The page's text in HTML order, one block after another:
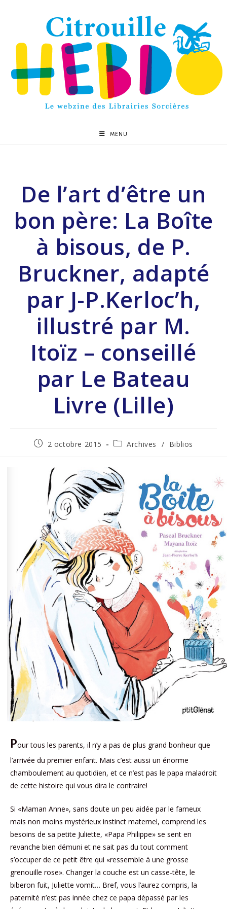
MENU
De l’art d’être un
bon père: La Boîte
à bisous, de P.
Bruckner, adapté
par J-P.Kerloc’h,
illustré par M.
Itoïz – conseillé
par Le Bateau
Livre (Lille)
2 octobre 2015 Archives / Biblios
Pour tous les parents, il n’y a pas de plus grand bonheur que
l’arrivée du premier enfant. Mais c’est aussi un énorme
chamboulement au quotidien, et ce n’est pas le papa maladroit
de cette histoire qui vous dira le contraire!
Si «Maman Anne», sans doute un peu aidée par le fameux
mais non moins mystérieux instinct maternel, comprend les
besoins de sa petite Juliette, «Papa Philippe» se sent en
revanche bien démuni et ne sait pas du tout comment
s’occuper de ce petit être qui «ressemble à une grosse
grenouille rose». Changer la couche est un casse-tête, le
biberon fuit, Juliette vomit… Bref, vous l’aurez compris, la
paternité n’est pas innée chez ce papa dépassé par les